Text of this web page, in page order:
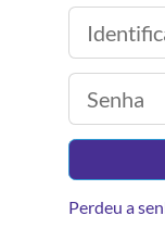
Identificação
Senha
Perdeu a